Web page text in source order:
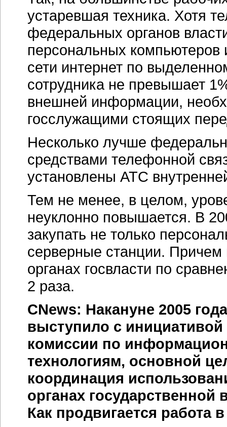
устаревшая техника. Хотя
федеральных органов
персональных компьютеров
сети интернет по
сотрудника не превышает
внешней информации,
госслужащими стоящих
Несколько лучше
средствами телефонной
установлены АТС
Тем не менее, в целом,
неуклонно повышается. В
закупать не только
серверные станции.
органах госвласти по
2 раза.
CNews: Накануне 2005
выступило с
комиссии по
технологиям, основной
координация
органах государственной
Как продвигается работа